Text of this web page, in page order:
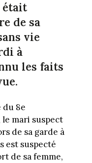
était
de sa
vie
à
les faits
8e
mari suspect
de sa garde à
est suspecté
de sa femme,